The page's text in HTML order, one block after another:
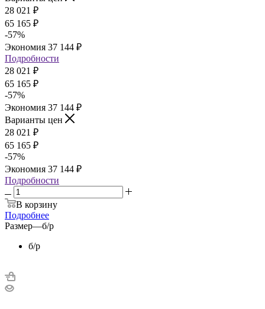
28 021 ₽
65 165 ₽
-57%
Экономия 37 144 ₽
Подробности
28 021 ₽
65 165 ₽
-57%
Экономия 37 144 ₽
Варианты цен
28 021 ₽
65 165 ₽
-57%
Экономия 37 144 ₽
Подробности
В корзину
Подробнее
Размер—б/р
б/р